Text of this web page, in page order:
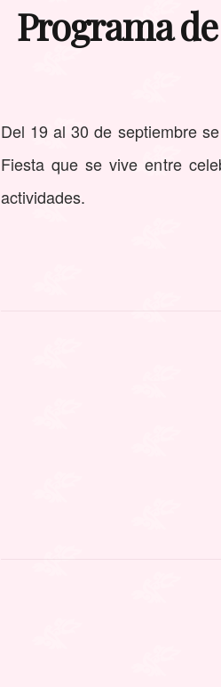
Programa
Del 19 al 30 de septiembre
Fiesta que se vive entre
actividades.